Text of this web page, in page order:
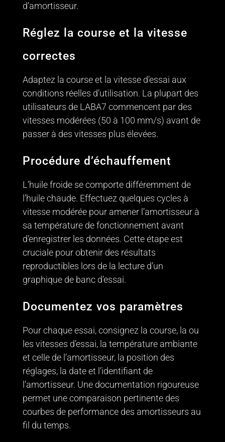
d’amortisseur.
Réglez la course et la vitesse
correctes
Adaptez la course et la vitesse d’essai aux
conditions réelles d’utilisation. La plupart des
utilisateurs de LABA7 commencent par des
vitesses modérées (50 à 100 mm/s) avant de
passer à des vitesses plus élevées.
Procédure d’échauffement
L’huile froide se comporte différemment de
l’huile chaude. Effectuez quelques cycles à
vitesse modérée pour amener l’amortisseur à
sa température de fonctionnement avant
d’enregistrer les données. Cette étape est
cruciale pour obtenir des résultats
reproductibles lors de la lecture d’un
graphique de banc d’essai.
Documentez vos paramètres
Pour chaque essai, consignez la course, la ou
les vitesses d’essai, la température ambiante
et celle de l’amortisseur, la position des
réglages, la date et l’identifiant de
l’amortisseur. Une documentation rigoureuse
permet une comparaison pertinente des
courbes de performance des amortisseurs au
fil du temps.